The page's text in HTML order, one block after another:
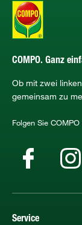
COMPO. Ganz
Ob mit zwei
gemeinsam zu
Folgen Sie COMPO
Service